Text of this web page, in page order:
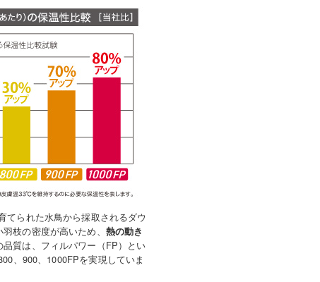
てられた水鳥から採取されるダウ
枝の密度が高いため、 熱の動き
質は、フィルパワー（FP）とい
、900、1000FPを実現していま